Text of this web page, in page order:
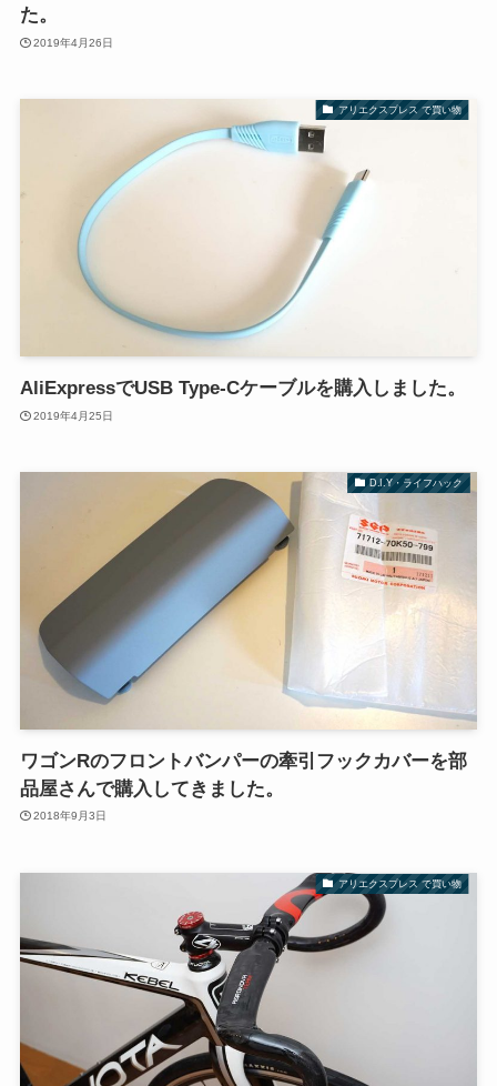
た。
2019年4月26日
アリエクスプレス で買い物
AliExpressでUSB Type-Cケーブルを購入しました。
2019年4月25日
D.I.Y・ライフハック
ワゴンRのフロントバンパーの牽引フックカバーを部
品屋さんで購入してきました。
2018年9月3日
アリエクスプレス で買い物